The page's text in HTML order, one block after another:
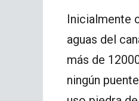
Inicialmente
aguas del
más de
ningún